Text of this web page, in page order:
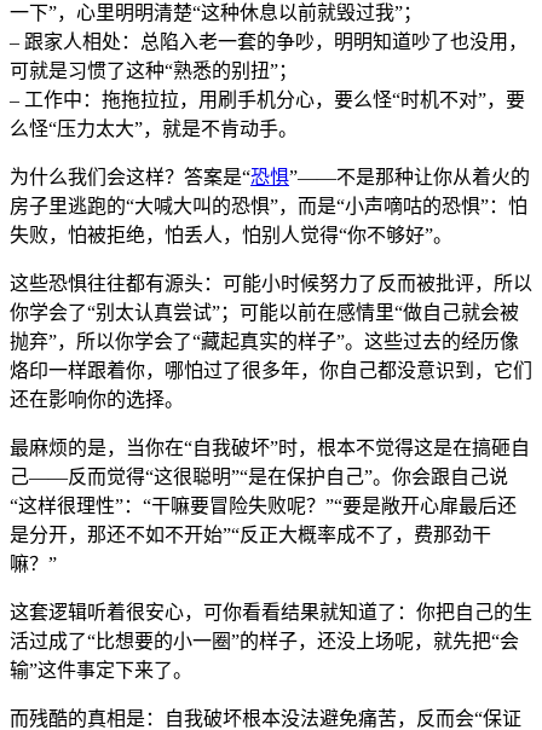
一下”，心里明明清楚“这种休息以前就毁过我”；
– 跟家人相处：总陷入老一套的争吵，明明知道吵了也没用，
可就是习惯了这种“熟悉的别扭”；
– 工作中：拖拖拉拉，用刷手机分心，要么怪“时机不对”，要
么怪“压力太大”，就是不肯动手。
为什么我们会这样？答案是“恐惧”——不是那种让你从着火的
房子里逃跑的“大喊大叫的恐惧”，而是“小声嘀咕的恐惧”：怕
失败，怕被拒绝，怕丢人，怕别人觉得“你不够好”。
这些恐惧往往都有源头：可能小时候努力了反而被批评，所以
你学会了“别太认真尝试”；可能以前在感情里“做自己就会被
抛弃”，所以你学会了“藏起真实的样子”。这些过去的经历像
烙印一样跟着你，哪怕过了很多年，你自己都没意识到，它们
还在影响你的选择。
最麻烦的是，当你在“自我破坏”时，根本不觉得这是在搞砸自
己——反而觉得“这很聪明”“是在保护自己”。你会跟自己说
“这样很理性”：“干嘛要冒险失败呢？”“要是敞开心扉最后还
是分开，那还不如不开始”“反正大概率成不了，费那劲干
嘛？”
这套逻辑听着很安心，可你看看结果就知道了：你把自己的生
活过成了“比想要的小一圈”的样子，还没上场呢，就先把“会
输”这件事定下来了。
而残酷的真相是：自我破坏根本没法避免痛苦，反而会“保证